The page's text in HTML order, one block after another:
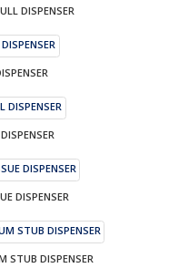
DISPENSER
DISPENSER
STUB DISPENSER